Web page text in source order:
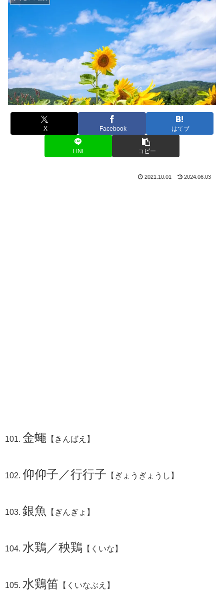
X Facebook はてブ
LINE コピー
2021.10.01 2024.06.03
金蠅 【きんばえ】
仰仰子／行行子 【ぎょうぎょうし】
銀魚 【ぎんぎょ】
水鶏／秧鶏 【くいな】
水鶏笛 【くいなぶえ】